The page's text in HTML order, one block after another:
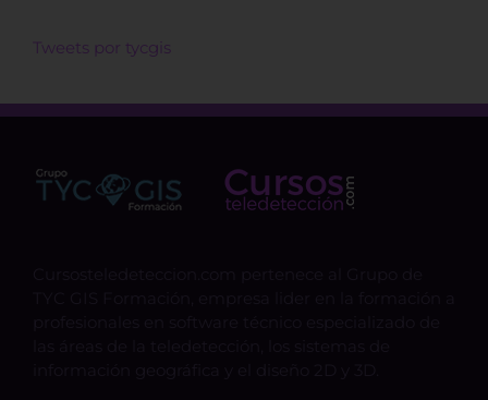
Tweets por tycgis